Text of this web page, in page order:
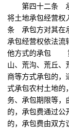
第四十二条 承
将土地承包经营
条 承包方对其在
承包经营权依法
他方式的承包
山、荒沟、荒丘、
商等方式承包的
式承包农村土地的
务、承包期限等，
的，承包费通过公
的，承包费由双